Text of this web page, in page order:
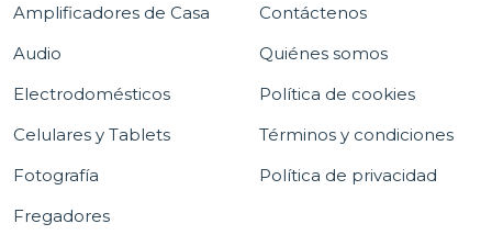
Amplificadores de Casa
Audio
Electrodomésticos
Celulares y Tablets
Fotografía
Fregadores
Contáctenos
Quiénes somos
Política de cookies
Términos y condiciones
Política de privacidad